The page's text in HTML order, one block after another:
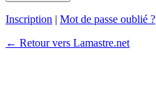
Inscription | Mot de passe oublié ?
← Retour vers Lamastre.net